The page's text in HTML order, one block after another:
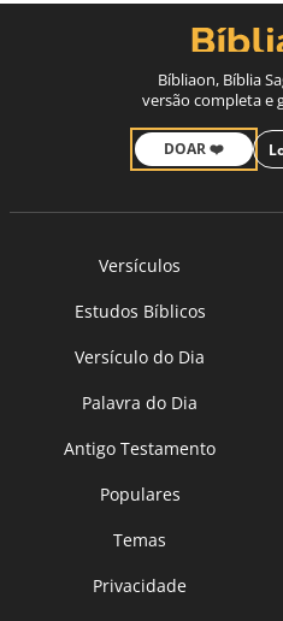
Bíbliaon, Bíblia
versão completa e
DOAR ❤️
Versículos
Estudos Bíblicos
Versículo do Dia
Palavra do Dia
Antigo Testamento
Populares
Temas
Privacidade